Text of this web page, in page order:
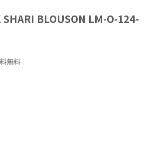
SHARI BLOUSON LM-O-124-
無料